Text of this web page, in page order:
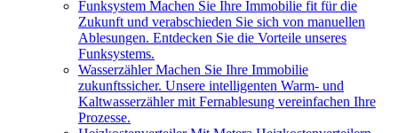
Funksystem Machen Sie Ihre Immobilie fit für die
Zukunft und verabschieden Sie sich von manuellen
Ablesungen. Entdecken Sie die Vorteile unseres
Funksystems.
Wasserzähler Machen Sie Ihre Immobilie
zukunftssicher. Unsere intelligenten Warm- und
Kaltwasserzähler mit Fernablesung vereinfachen Ihre
Prozesse.